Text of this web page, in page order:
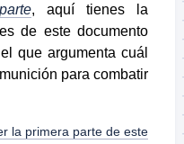
, aquí tienes la
de este documento
que argumenta cuál
para combatir
la primera parte de este